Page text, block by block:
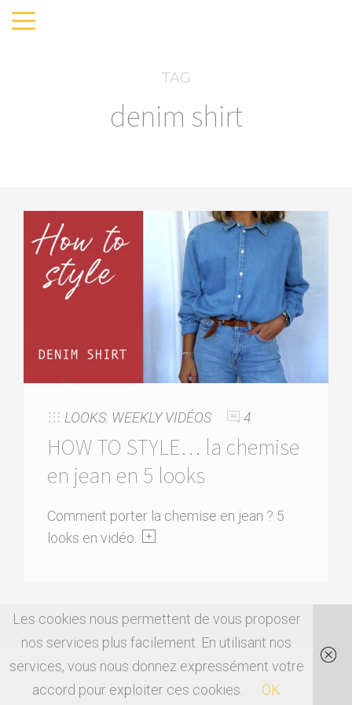
TAG
denim shirt
LOOKS, WEEKLY VIDÉOS 4
HOW TO STYLE… la chemise
en jean en 5 looks
Comment porter la chemise en jean ? 5
looks en vidéo.
Les cookies nous permettent de vous proposer
nos services plus facilement. En utilisant nos
services, vous nous donnez expressément votre
accord pour exploiter ces cookies.
OK